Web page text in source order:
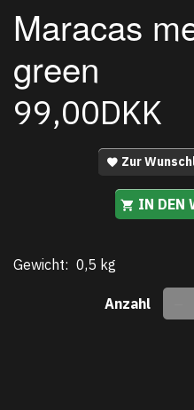
Maracas
green
99,00DKK
Zur
IN DEN
Gewicht: 0,5 kg
Anzahl